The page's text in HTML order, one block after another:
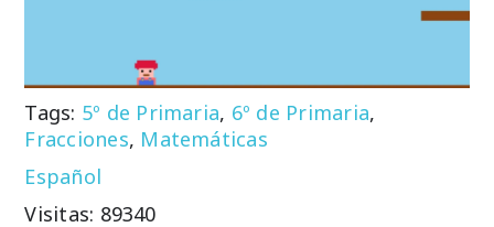
Tags: 5º de Primaria, 6º de Primaria,
Fracciones, Matemáticas
Español
Visitas: 89340